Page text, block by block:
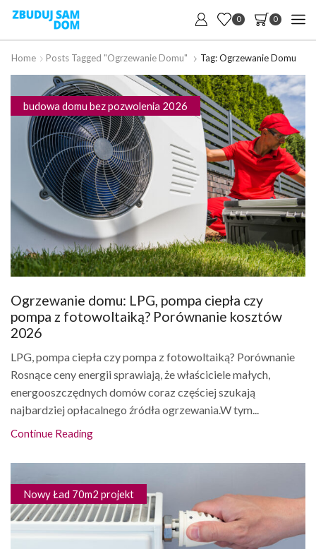
0 0
Home Posts Tagged "Ogrzewanie Domu" Tag: Ogrzewanie Domu
budowa domu bez pozwolenia 2026
Ogrzewanie domu: LPG, pompa ciepła czy
pompa z fotowoltaiką? Porównanie kosztów
2026
LPG, pompa ciepła czy pompa z fotowoltaiką? Porównanie
Rosnące ceny energii sprawiają, że właściciele małych,
energooszczędnych domów coraz częściej szukają
najbardziej opłacalnego źródła ogrzewania.W tym...
Continue Reading
Nowy Ład 70m2 projekt